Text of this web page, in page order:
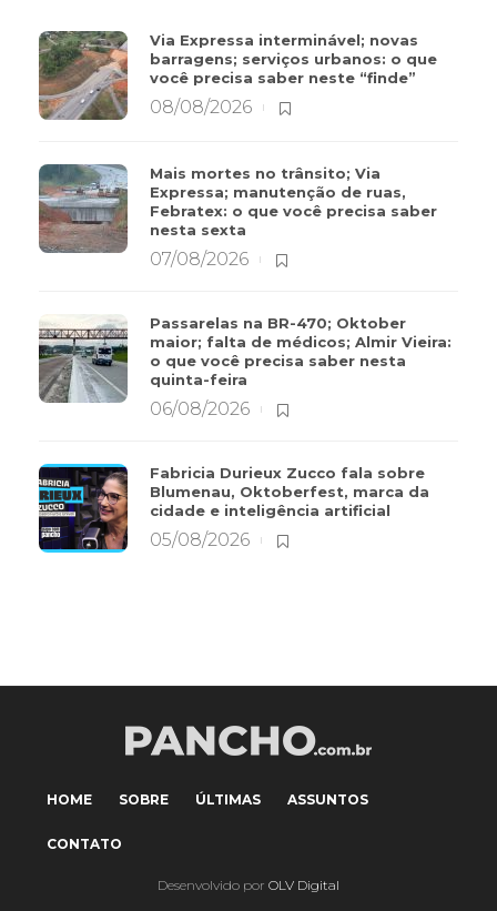
Via Expressa interminável; novas
barragens; serviços urbanos: o que
você precisa saber neste “finde”
08/08/2026
Mais mortes no trânsito; Via
Expressa; manutenção de ruas,
Febratex: o que você precisa saber
nesta sexta
07/08/2026
Passarelas na BR-470; Oktober
maior; falta de médicos; Almir Vieira:
o que você precisa saber nesta
quinta-feira
06/08/2026
Fabricia Durieux Zucco fala sobre
Blumenau, Oktoberfest, marca da
cidade e inteligência artificial
05/08/2026
HOME SOBRE ÚLTIMAS ASSUNTOS
CONTATO
Desenvolvido por OLV Digital